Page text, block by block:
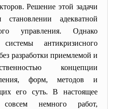
Решение этой задачи
адекватной
управления. Однако
антикризисного
разработки приемлемой и
концепции
форм, методов и
его суть. В настоящее
немного работ,